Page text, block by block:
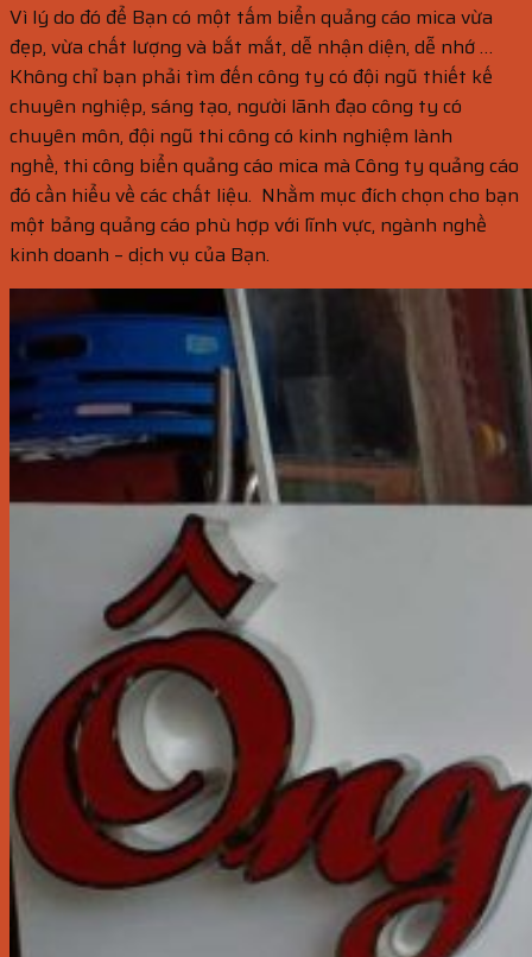
Vì lý do đó để Bạn có một tấm biển quảng cáo mica vừa
đẹp, vừa chất lượng và bắt mắt, dễ nhận diện, dễ nhớ …
Không chỉ bạn phải tìm đến công ty có đội ngũ thiết kế
chuyên nghiệp, sáng tạo, người lãnh đạo công ty có
chuyên môn, đội ngũ thi công có kinh nghiệm lành
nghề, thi công biển quảng cáo mica mà Công ty quảng cáo
đó cần hiểu về các chất liệu. Nhằm mục đích chọn cho bạn
một bảng quảng cáo phù hợp với lĩnh vực, ngành nghề
kinh doanh – dịch vụ của Bạn.